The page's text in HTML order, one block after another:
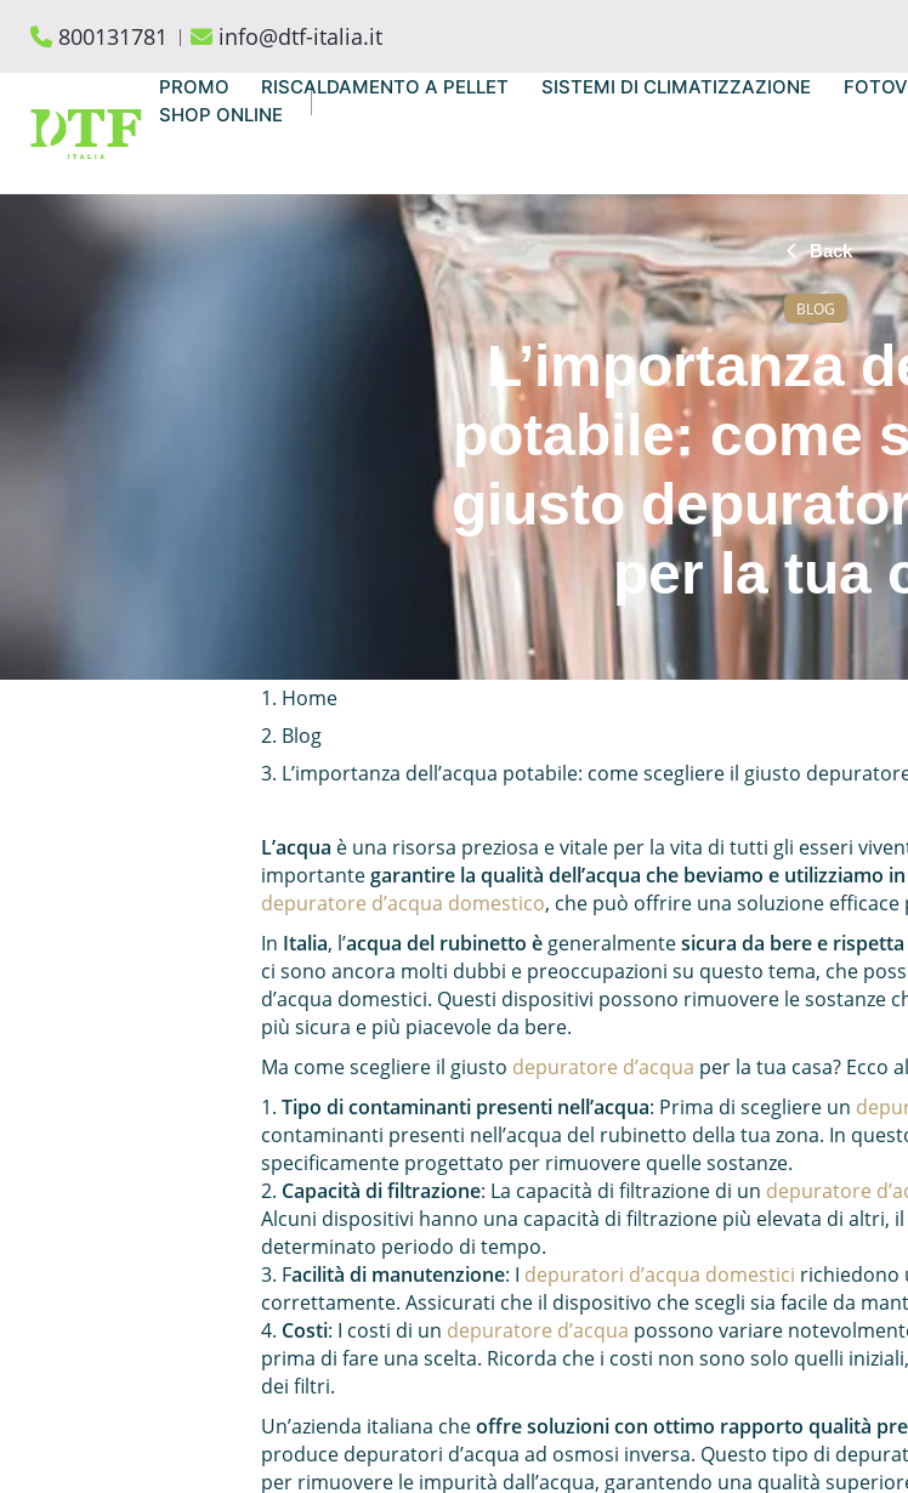
800131781 info@dtf-italia.it
PROMO RISCALDAMENTO A PELLET SISTEMI DI CLIMATIZZAZIONE
SHOP ONLINE
Back
BLOG
L’importanza
potabile: come
giusto
per la tua
Home
Blog
L’importanza dell’acqua potabile: come scegliere il giusto
L’acqua è una risorsa preziosa e vitale per la vita di tutti gli esseri
importantegarantire la qualità dell’acqua che beviamo e utilizziamo in
depuratore d’acqua domestico, che può offrire una soluzione
In Italia, l’acqua del rubinetto è generalmentesicura da bere e
ci sono ancora molti dubbi e preoccupazioni su questo tema, che
d’acqua domestici. Questi dispositivi possono rimuovere le sostanze
più sicura e più piacevole da bere.
Ma come scegliere il giusto depuratore d’acqua per la tua casa? Ecco
1.Tipo di contaminanti presenti nell’acqua: Prima di scegliere un
contaminanti presenti nell’acqua del rubinetto della tua zona. In
specificamente progettato per rimuovere quelle sostanze.
2. Capacità di filtrazione: La capacità di filtrazione di un depuratore
Alcuni dispositivi hanno una capacità di filtrazione più elevata di altri,
determinato periodo di tempo.
3. Facilità di manutenzione: I depuratori d’acqua domestici richiedono
correttamente. Assicurati che il dispositivo che scegli sia facile da
4. Costi: I costi di un depuratore d’acqua possono variare
prima di fare una scelta. Ricorda che i costi non sono solo quelli
dei filtri.
Un’azienda italiana cheoffre soluzioni con ottimo rapporto qualità
produce depuratori d’acqua ad osmosi inversa. Questo tipo di
per rimuovere le impurità dall’acqua, garantendo una qualità